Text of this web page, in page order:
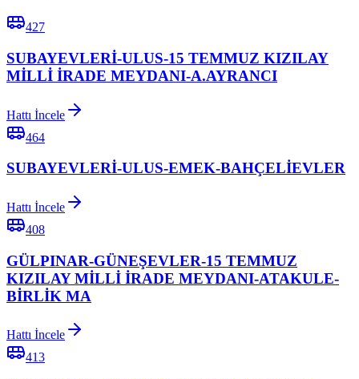
427
SUBAYEVLERİ-ULUS-15 TEMMUZ KIZILAY
MİLLİ İRADE MEYDANI-A.AYRANCI
Hattı İncele
464
SUBAYEVLERİ-ULUS-EMEK-BAHÇELİEVLER
Hattı İncele
408
GÜLPINAR-GÜNEŞEVLER-15 TEMMUZ
KIZILAY MİLLİ İRADE MEYDANI-ATAKULE-
BİRLİK MA
Hattı İncele
413